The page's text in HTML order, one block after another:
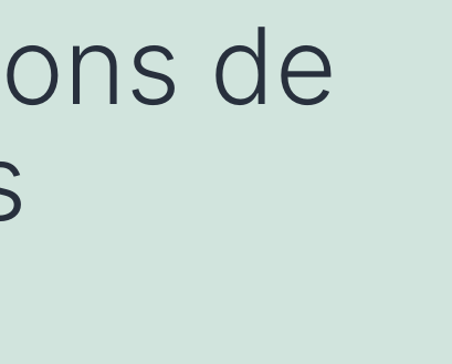
de